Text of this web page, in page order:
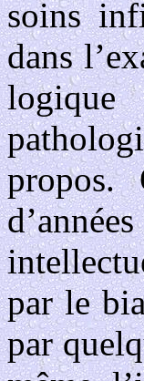
soins
dans
logique
propos.
par le
par